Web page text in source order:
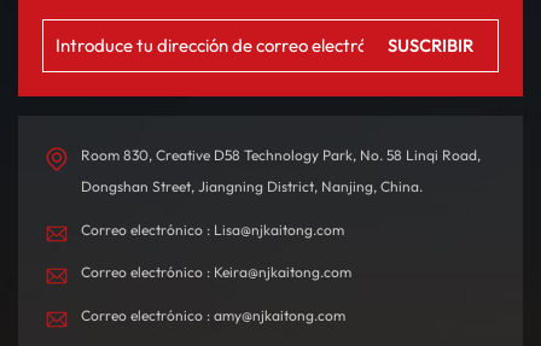
Room 830, Creative D58 Technology Park, No. 58 Linqi Road,
Dongshan Street, Jiangning District, Nanjing, China.
Correo electrónico : Lisa@njkaitong.com
Correo electrónico : Keira@njkaitong.com
Correo electrónico : amy@njkaitong.com